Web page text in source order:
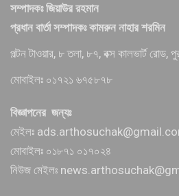
সম্পাদকঃ জিয়াউর রহমান
প্রধান বার্তা সম্পাদকঃ কামরুন নাহার শরমিন
পল্টন টাওয়ার, ৮ তলা, ৮৭, বক্স কালভার্ট রোড,
মোবাইলঃ ০১৭২১ ৬৭৫৮৭৮
বিজ্ঞাপনের জন্যঃ
মেইলঃ
মোবাইলঃ ০১৮৭১ ০১৭০২৪
নিউজ মেইলঃ